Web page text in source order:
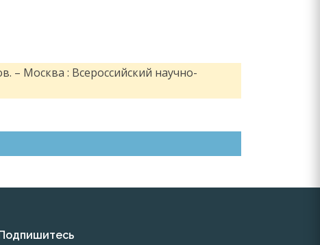
– Москва : Всероссийский научно-